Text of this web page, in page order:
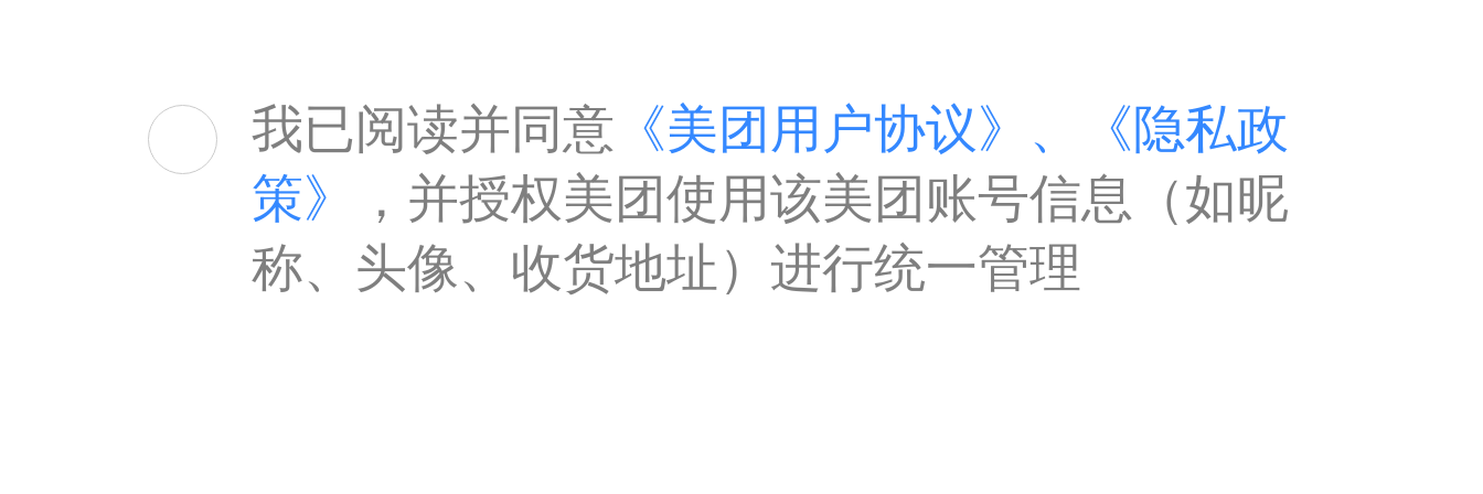
我已阅读并同意 《美团用户协议》、
《隐私政
策》
，并授权美团使用该美团账号信息（如昵
称、头像、收货地址）进行统一管理